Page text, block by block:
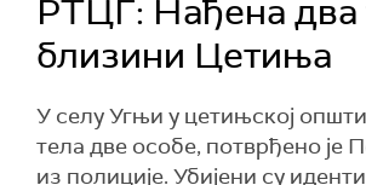
РТЦГ: Нађена два
близини Цетиња
У селу Угњи у цетињској
тела две особе, потврђено је
из полиције. Убијени су